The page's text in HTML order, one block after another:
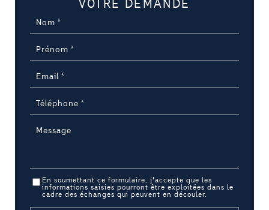
VOTRE DEMANDE
En soumettant ce formulaire, j'accepte que les
informations saisies pourront être exploitées dans le
cadre des échanges qui peuvent en découler.